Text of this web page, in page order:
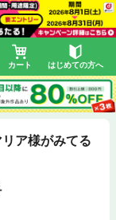
カート はじめての方へ
ア様がみてる